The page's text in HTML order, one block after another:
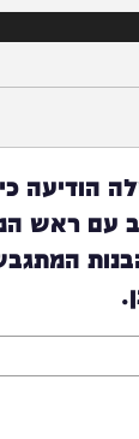
הודיעה
עם ראש